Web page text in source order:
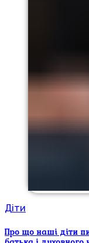
Діти
Про що наші діти